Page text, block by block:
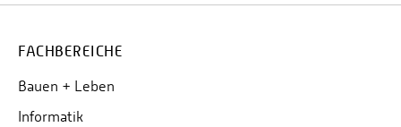
FACHBEREICHE
Bauen + Leben
Informatik